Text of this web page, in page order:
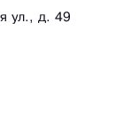
ул., д. 49